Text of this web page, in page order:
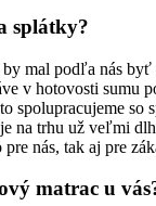
splátky?
mal podľa nás byť
v hotovosti sumu
spolupracujeme so
na trhu už veľmi
nás, tak aj pre
matrac u